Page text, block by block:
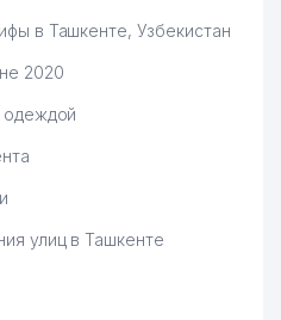
в Ташкенте, Узбекистан
2020
одеждой
улиц в Ташкенте